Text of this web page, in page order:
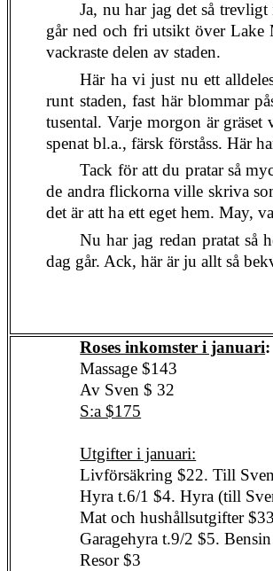
Ja, nu har jag det så
går ned och fri utsikt över
vackraste delen av staden.
Här ha vi just nu ett
runt staden, fast här blommar
tusental. Varje morgon är
spenat bl.a., färsk förståss. Här
Tack för att du pratar så
de andra flickorna ville skriva
det är att ha ett eget hem. May,
Nu har jag redan pratat så
dag går. Ack, här är ju allt så
Roses inkomster i januari:
Massage $143
Av Sven $ 32
S:a $175
Utgifter i januari:
Livförsäkring $22. Till
Hyra t.6/1 $4. Hyra (till
Mat och hushållsutgifter $33
Garagehyra t.9/2 $5.
Resor $3